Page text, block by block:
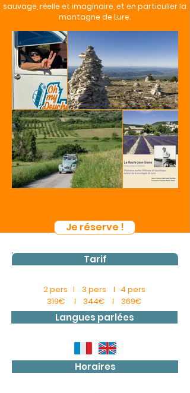
sauvage, réelle et imaginaire, et en particulier la
montagne de Lure.
Je réserve !
Tarif
2 pers l 3 pers l 4 pers
319€ l 344€ l 369€
Langues parlées
Horaires